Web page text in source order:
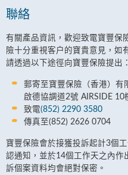
聯絡
有關產品資訊，歡迎致電寶豐保
險十分重視客户的寶貴意見，如
請透過以下途徑向寶豐保險提出：
郵寄至寶豐保險（香港）有
啟德協調道2號 AIRSIDE 10
致電(852) 2290 3580
傳真至(852) 2626 0704
寶豐保險會於接獲投訴起計3個
認通知，並於14個工作天之內作
訴個案資料均會絕對保密。